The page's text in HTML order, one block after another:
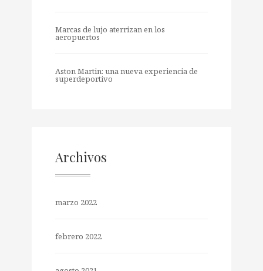
Marcas de lujo aterrizan en los
aeropuertos
Aston Martin: una nueva experiencia de
superdeportivo
Archivos
marzo 2022
febrero 2022